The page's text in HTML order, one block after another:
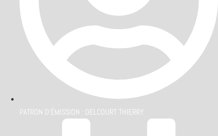
PATRON D'ÉMISSION : DELCOURT THIERRY